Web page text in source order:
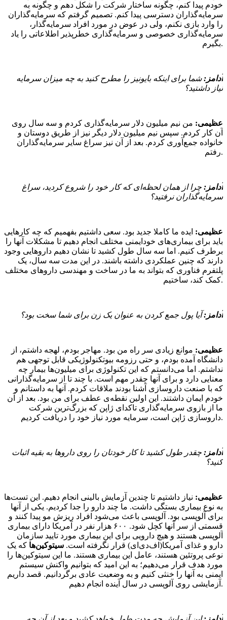
خودم پیدا کنم، چگونه ساختار شرکت را شکل دهم و چگونه به
سرمایه‌گذاران دسترسی پیدا کنم. تصمیم گرفتم که سرمایه‌گذاران
را وارد بازی نکنم، ولی در عوض در مورد افراد سرمایه‌گذار،
سرمایه‌گذاری خصوصی و سرمایه‌گذاری خطرپذیر اطلاعاتی را یاد
بگیرم.
آدامز:شما برای اینکه بایونیز را مطرح کنید به چه میزان سرمایه
نیاز داشتید؟
عظیمی: من نیم میلیون دلار سرمایه‌گذاری کردم و سه سال روی
آن کار کردم. سپس نیم میلیون دلار دیگر نیز از طریق دوستان و
خانواده جمع‌آوری کردم. بعد از آن نیز سراغ سایر سرمایه‌گذاران
رفتم.
آدامز: چرا از همان لحظه‌ای که کار خود را شروع کردید، سراغ
سرمایه‌گذاران نرفتید؟
عظیمی: ایده ما کاملا جدید بود. سعی داشتیم بفهمیم که چه کارهایی
باید برای بیماری‌های خودایمنی مختلف انجام دهیم تا مشکلات آنها را
برطرف کنیم. اما سه سال طول کشید تا نشان دهیم داروهایی وجود
دارند که چنین عملکردی داشته باشند. در این مدت سه سال، یک
پلتفرم فناوری که بتواند به ما در ساخت و مهندسی داروهای مختلف
کمک کند، ساختیم.
آدامز:آیا پول جمع کردن به عنوان یک زن برای شما سخت بود؟
عظیمی: موانع زیادی سر راه من بود. مهاجر بودم، لهجه داشتم، از
دانشگاه آمده بودم، و حتی رزومه بیوتکنولوژیکی قابل توجهی هم
نداشتم. اما می‌دانستم که این تکنولوژی برای میلیون‌ها بیمار چه
معنایی دارد و برای آنها چقدر مهم است. با چند تا از سرمایه‌گذارانی
که با صنعت داروسازی آشنا بودند ملاقات کردم. آنها به داستانم و
خودم ایمان داشتند. این اولین نقطه‌ی عطف برای من بود. بعد از آن
ما از بازوی سرمایه‌گذاری تاکدای ژاپن که بزرگ‌ترین شرکت
داروسازی ژاپن است، سرمایه مورد نیاز خود را دریافت کردیم.
آدامز: چقدر طول کشید تا کار خودتان را روی داروها به بقیه اثبات
کنید؟
عظیمی: نیاز داشتیم تا چندین آزمایش بالینی انجام دهیم. این تست‌ها
به نوع بیماری بستگی داشت. ما چند دارو را جدا کردیم. یکی از آنها
برای آلوپسی بود. آلوپسی باعث می‌شود افراد ریزش مو پیدا کنند و
قسمتی از سر آنها کچل شود. ۶۰۰ هزار نفر در آمریکا دارای بیماری
آلوپسی هستند و هیچ دارویی برای این بیماری مورد تایید سازمان
دارو و غذای آمریکا(اف‌‌دی‌ای) قرار نگرفته است. سیتوکین‌ها که یک
نوعی پروتئین هستند، عامل این بیماری هستند. ما این سیتوکین‌ها را
مورد هدف قرار می‌دهیم؛ به این امید که بتوانیم واکنش سیستم
ایمنی به آنها را خنثی کنیم و به وضعیت عادی برگردانیم. قصد داریم
آزمایشی روی آلوپسی در سال آینده انجام دهیم.